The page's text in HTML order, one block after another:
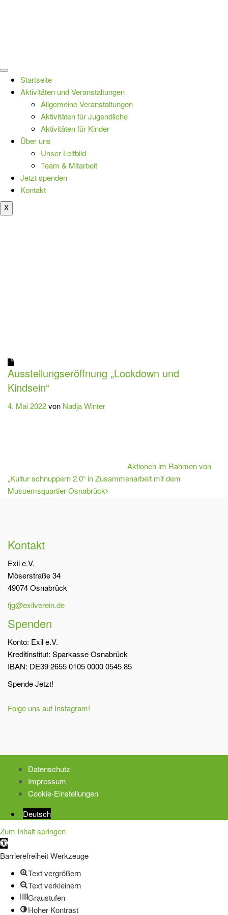
Startseite
Aktivitäten und Veranstaltungen
Allgemeine Veranstaltungen
Aktivitäten für Jugendliche
Aktivitäten für Kinder
Über uns
Unser Leitbild
Team & Mitarbeit
Jetzt spenden
Kontakt
X
Ausstellungseröffnung „Lockdown und
Kindsein“
4. Mai 2022von Nadja Winter
Aktionen im Rahmen von
„Kultur schnuppern 2.0“ in Zusammenarbeit mit dem
Musuemsquartier Osnabrück
Kontakt
Exil e.V.
Möserstraße 34
49074 Osnabrück
fjg@exilverein.de
Spenden
Konto: Exil e.V.
Kreditinstitut: Sparkasse Osnabrück
IBAN: DE39 2655 0105 0000 0545 85
Spende Jetzt!
Folge uns auf Instagram!
Datenschutz
Impressum
Cookie-Einstellungen
Deutsch
Zum Inhalt springen
Werkzeugleiste
öffnen
Barrierefreiheit Werkzeuge
Text vergrößern
Text verkleinern
Graustufen
Hoher Kontrast